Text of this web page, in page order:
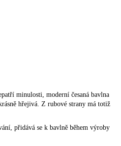
minulosti, moderní česaná bavlna
hřejivá. Z rubové strany má totiž
přidává se k bavlně během výroby